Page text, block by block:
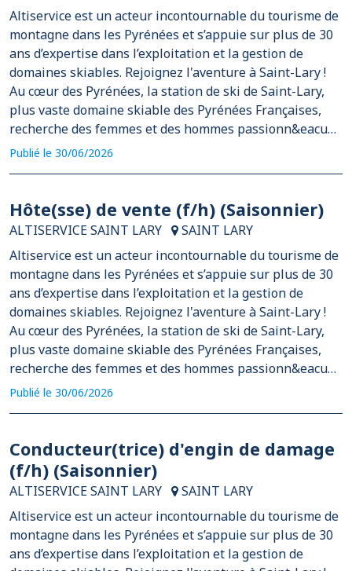
Altiservice est un acteur incontournable du tourisme de
montagne dans les Pyrénées et s’appuie sur plus de 30
ans d’expertise dans l’exploitation et la gestion de
domaines skiables. Rejoignez l'aventure à Saint-Lary !
Au cœur des Pyrénées, la station de ski de Saint-Lary,
plus vaste domaine skiable des Pyrénées Françaises,
recherche des femmes et des hommes passionn&eacu…
Publié le 30/06/2026
Hôte(sse) de vente (f/h) (Saisonnier)
ALTISERVICE SAINT LARY
SAINT LARY
Altiservice est un acteur incontournable du tourisme de
montagne dans les Pyrénées et s’appuie sur plus de 30
ans d’expertise dans l’exploitation et la gestion de
domaines skiables. Rejoignez l'aventure à Saint-Lary !
Au cœur des Pyrénées, la station de ski de Saint-Lary,
plus vaste domaine skiable des Pyrénées Françaises,
recherche des femmes et des hommes passionn&eacu…
Publié le 30/06/2026
Conducteur(trice) d'engin de damage
(f/h) (Saisonnier)
ALTISERVICE SAINT LARY
SAINT LARY
Altiservice est un acteur incontournable du tourisme de
montagne dans les Pyrénées et s’appuie sur plus de 30
ans d’expertise dans l’exploitation et la gestion de